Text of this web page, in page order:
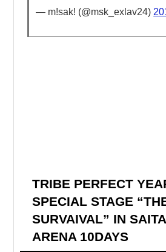
— m!sak! (@msk_exlav24)
TRIBE PERFECT
SPECIAL STAGE
SURVAIVAL” IN
ARENA 10DAYS